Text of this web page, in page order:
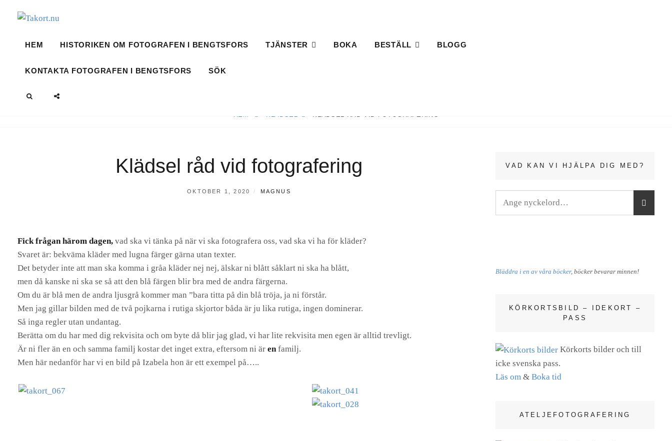
HEM HISTORIKEN OM FOTOGRAFEN I BENGTSFORS TJÄNSTER BOKA BESTÄLL BLOGG
KONTAKTA FOTOGRAFEN I BENGTSFORS SÖK
HEM
KLÄDSEL KLÄDSEL RÅD VID FOTOGRAFERING
Klädsel råd vid fotografering
PUBLICERAT
OKTOBER 1, 2020 AV
MAGNUS
Fick frågan härom dagen, vad ska vi tänka på när vi ska fotografera oss, vad ska vi ha för kläder?
Svaret är: bekväma kläder med lugna färger gärna utan texter.
Det betyder inte att man ska komma i gråa kläder nej nej, älskar ni blått såklart ni ska ha blått,
men då kanske ni ska se så att den blå färgen blir bra med de andra färgerna.
Om du är blå men de andra ljusgrå kommer man ”bara titta på din blå tröja, ja ni förstår.
Men jag gillar bilden med de två pojkarna i rutiga skjortor båda är ju lika rutiga, ingen dominerar.
Så inga regler utan undantag.
Berätta om du har med dig rekvisita och om byte då blir jag glad, vi har lite rekvisita men egen är alltid trevligt.
Är ni fler än en och samma familj kostar det inget extra, eftersom ni är enfamilj.
Men här nedanför har vi en bild på Izabela hon är ett exempel på…..
VAD KAN VI HJÄLPA DIG MED?
efter:
Bläddra i en av våra böcker, böcker bevarar minnen!
KÖRKORTSBILD – IDEKORT –
PASS
Körkorts bilder och till
icke svenska pass.
Läs om &Boka tid
ATELJEFOTOGRAFERING